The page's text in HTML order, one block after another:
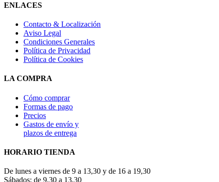
ENLACES
Contacto & Localización
Aviso Legal
Condiciones Generales
Política de Privacidad
Política de Cookies
LA COMPRA
Cómo comprar
Formas de pago
Precios
Gastos de envío y
plazos de entrega
HORARIO TIENDA
De lunes a viernes de 9 a 13,30 y de 16 a 19,30
Sábados: de 9,30 a 13,30